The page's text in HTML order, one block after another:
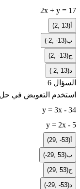
2x + y = 17
أ(2, 13)
ب(-2, -13)
ج(2, -13)
د(-2, 13)
السؤال 6
استخدم التعويض في حل
y = 3x - 34
y = 2x - 5
أ(29, -53)
ب(-29, 53)
ج(29, 53)
د(-29, -53)